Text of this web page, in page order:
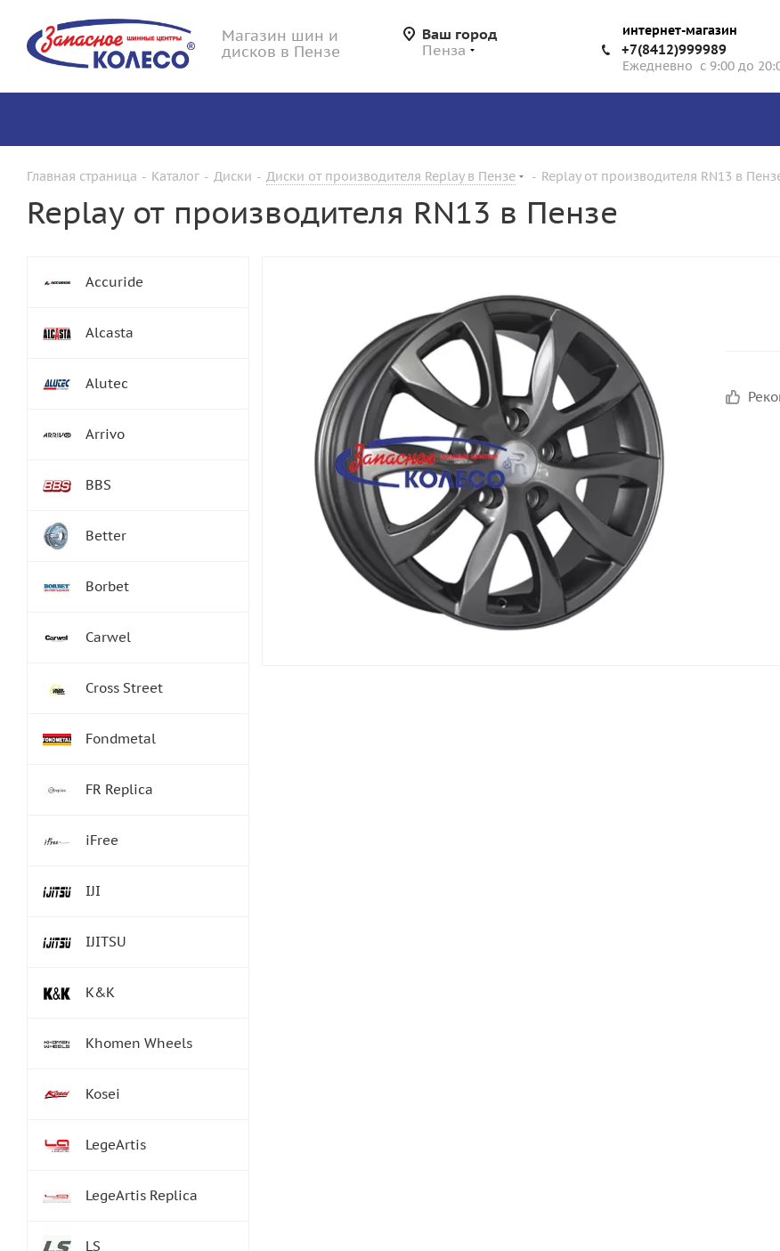
Магазин шин и
дисков в Пензе
Ваш город
Пенза
интернет-магазин
+7(8412)999989
Ежедневно с 9:00 до
Главная страница - Каталог - Диски - Диски от производителя Replay в Пензе - Replay от производителя RN13 в
Replay от производителя RN13 в Пензе
Accuride
Alcasta
Alutec
Arrivo
BBS
Better
Borbet
Carwel
Cross Street
Fondmetal
FR Replica
iFree
IJI
IJITSU
K&K
Khomen Wheels
Kosei
LegeArtis
LegeArtis Replica
LS